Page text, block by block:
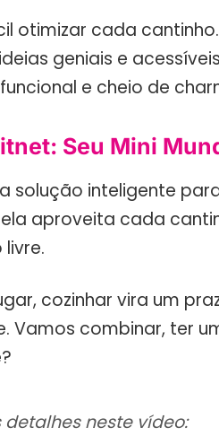
otimizar cada
geniais e
e cheio de
Seu Mini
solução inteligente
aproveita cada
cozinhar vira um
Vamos combinar, ter
neste vídeo: